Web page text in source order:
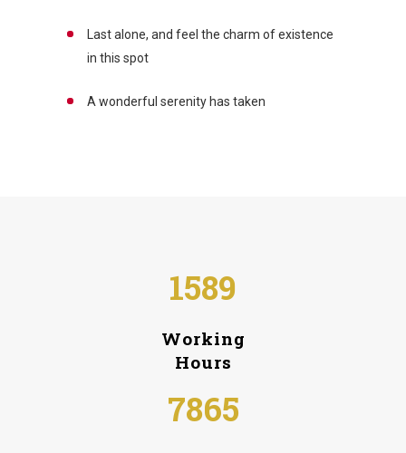
Last alone, and feel the charm of existence
in this spot
A wonderful serenity has taken
1589
Working
Hours
7865